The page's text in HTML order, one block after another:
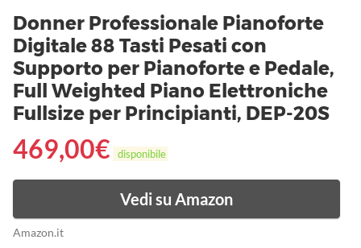
Donner Professionale Pianoforte
Digitale 88 Tasti Pesati con
Supporto per Pianoforte e Pedale,
Full Weighted Piano Elettroniche
Fullsize per Principianti, DEP-20S
469,00€ disponibile
Vedi su Amazon
Amazon.it